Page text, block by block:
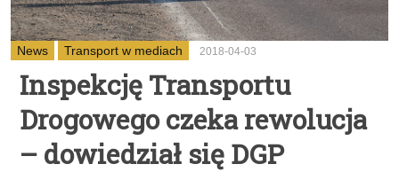
News Transport w mediach 2018-04-03
Inspekcję Transportu
Drogowego czeka rewolucja
– dowiedział się DGP